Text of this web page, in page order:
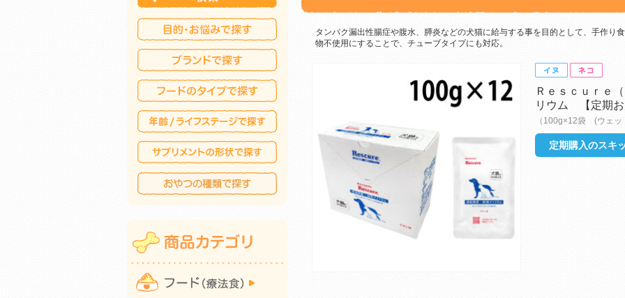
タンパク漏出性腸症や腹水、膵炎などの犬猫に給与する事を目的として、手作り
物不使用にすることで、チューブタイプにも対応。
Ｒｅｓｃｕｒｅ
リウム 【定期
（100g×12袋 (ウェッ
定期購入のスキ